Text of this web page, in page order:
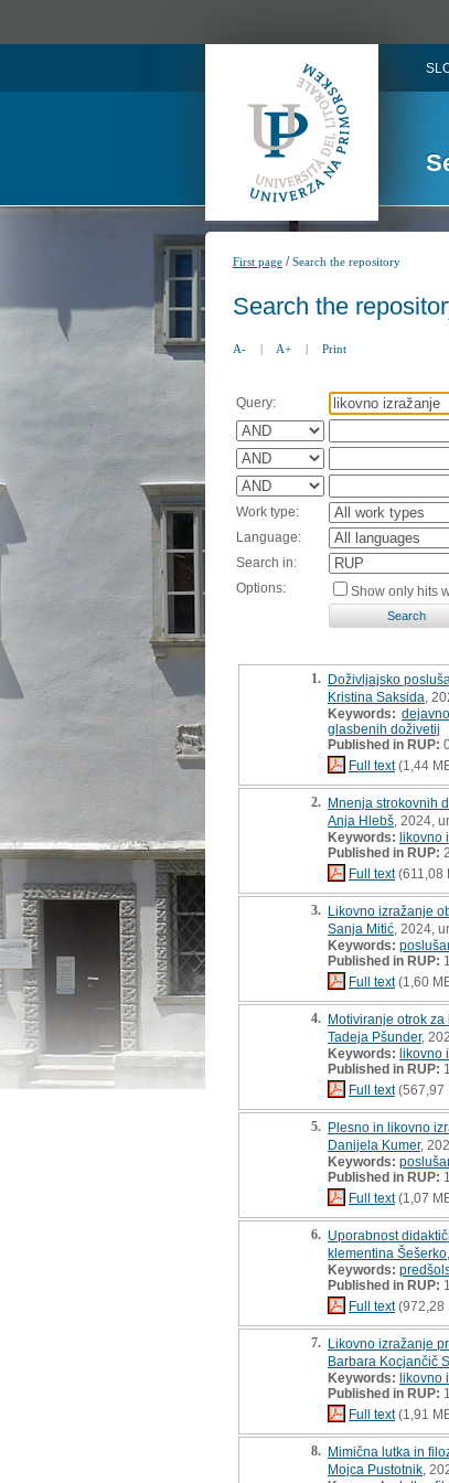
First page /Search the repository
Search the
A- | A+ | Print
Query:
Work type:
Language:
Search in:
Options:
Show only hits
1. Doživljajsko
Kristina Saksida ,
Keywords:
glasbenih doživetij
Published in RUP:
Full text(1,44
2. Mnenja strokovnih
Anja Hlebš , 2024,
Keywords: likovno
Published in RUP:
Full text(611,08
3. Likovno izražanje
Sanja Mitić , 2024,
Keywords:
Published in RUP:
Full text(1,60
4. Motiviranje otrok
Tadeja Pšunder,
Keywords: likovno
Published in RUP:
Full text(567,97
5. Plesno in likovno
Danijela Kumer,
Keywords:
Published in RUP:
Full text(1,07
6. Uporabnost
klementina Šešerko
Keywords:
Published in RUP:
Full text(972,28
7. Likovno izražanje
Barbara Kocjančič
Keywords: likovno
Published in RUP:
Full text(1,91
8. Mimična lutka in
Mojca Pustotnik ,